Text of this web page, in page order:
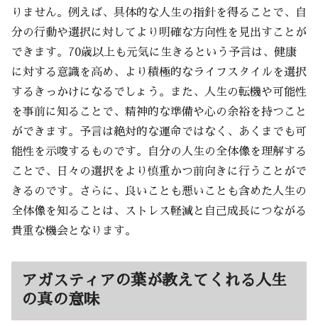
りません。例えば、具体的な人生の指針を得ることで、自
分の行動や選択に対してより明確な方向性を見出すことが
できます。70歳以上も元気に生きるという予言は、健康
に対する意識を高め、より積極的なライフスタイルを選択
するきっかけになるでしょう。また、人生の転機や可能性
を事前に知ることで、精神的な準備や心の余裕を持つこと
ができます。予言は絶対的な運命ではなく、あくまでも可
能性を示唆するものです。自分の人生の全体像を理解する
ことで、日々の選択をより慎重かつ前向きに行うことがで
きるのです。さらに、良いことも悪いことも含めた人生の
全体像を知ることは、ストレス軽減と自己成長につながる
貴重な機会となります。
アガスティアの葉が教えてくれる人生
の真の意味